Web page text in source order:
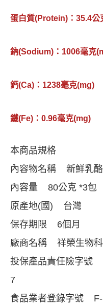
蛋白質(Protein)：35.4公
鈉(Sodium)：1006毫克
鈣(Ca)：1238毫克(mg)
鐵(Fe)：0.96毫克(mg)
本商品規格
內容物名稱 新鮮乳
內容量 80公克 *3包
原產地(國) 台灣
保存期限 6個月
廠商名稱 祥榮生物科
投保產品責任險字號
7
食品業者登錄字號 F-